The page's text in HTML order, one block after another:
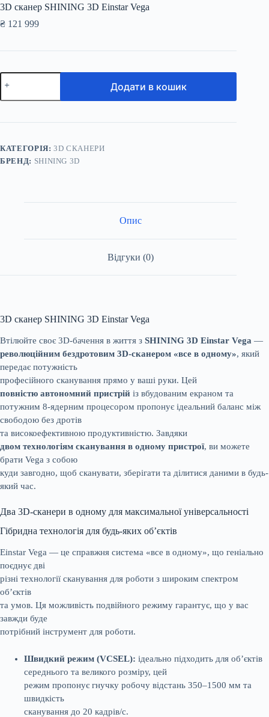
3D сканер SHINING 3D Einstar Vega
₴ 121 999
3D
сканер
Додати в кошик
КАТЕГОРІЯ:3D СКАНЕРИ
БРЕНД: SHINING 3D
Опис
Відгуки (0)
3D сканер SHINING 3D Einstar Vega
Втілюйте своє 3D-бачення в життя з SHINING 3D Einstar Vega —
революційним бездротовим 3D-сканером «все в одному», який
передає потужність
професійного сканування прямо у ваші руки. Цей
повністю автономний пристрій із вбудованим екраном та
потужним 8-ядерним процесором пропонує ідеальний баланс між
свободою без дротів
та високоефективною продуктивністю. Завдяки
двом технологіям сканування в одному пристрої, ви можете
брати Vega з собою
куди завгодно, щоб сканувати, зберігати та ділитися даними в будь-
який час.
Два 3D-сканери в одному для максимальної універсальності
Гібридна технологія для будь-яких об’єктів
Einstar Vega — це справжня система «все в одному», що геніально
поєднує дві
різні технології сканування для роботи з широким спектром
об’єктів
та умов. Ця можливість подвійного режиму гарантує, що у вас
завжди буде
потрібний інструмент для роботи.
Швидкий режим (VCSEL): ідеально підходить для об’єктів
середнього та великого розміру, цей
режим пропонує гнучку робочу відстань 350–1500 мм та
швидкість
сканування до 20 кадрів/с.